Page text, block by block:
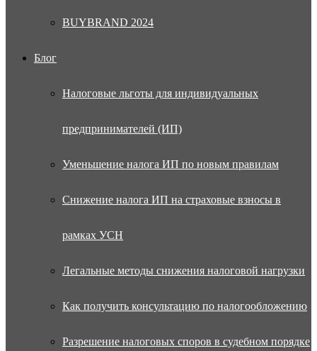
BUYBRAND 2024
Блог
Налоговые льготы для индивидуальных
предпринимателей (ИП)
Уменьшение налога ИП по новым правилам
Снижение налога ИП на страховые взносы в
рамках УСН
Легальные методы снижения налоговой нагрузки
Как получить консультацию по налогообложению
Разрешение налоговых споров в судебном порядке